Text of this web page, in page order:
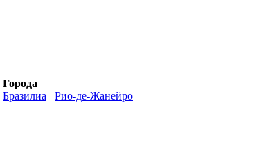
Города
Бразилиа
Рио-де-Жанейро